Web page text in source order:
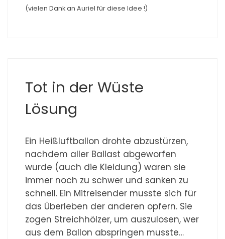
(vielen Dank an Auriel für diese Idee !)
Tot in der Wüste
Lösung
Ein Heißluftballon drohte abzustürzen,
nachdem aller Ballast abgeworfen
wurde (auch die Kleidung) waren sie
immer noch zu schwer und sanken zu
schnell. Ein Mitreisender musste sich für
das Überleben der anderen opfern. Sie
zogen Streichhölzer, um auszulosen, wer
aus dem Ballon abspringen musste…